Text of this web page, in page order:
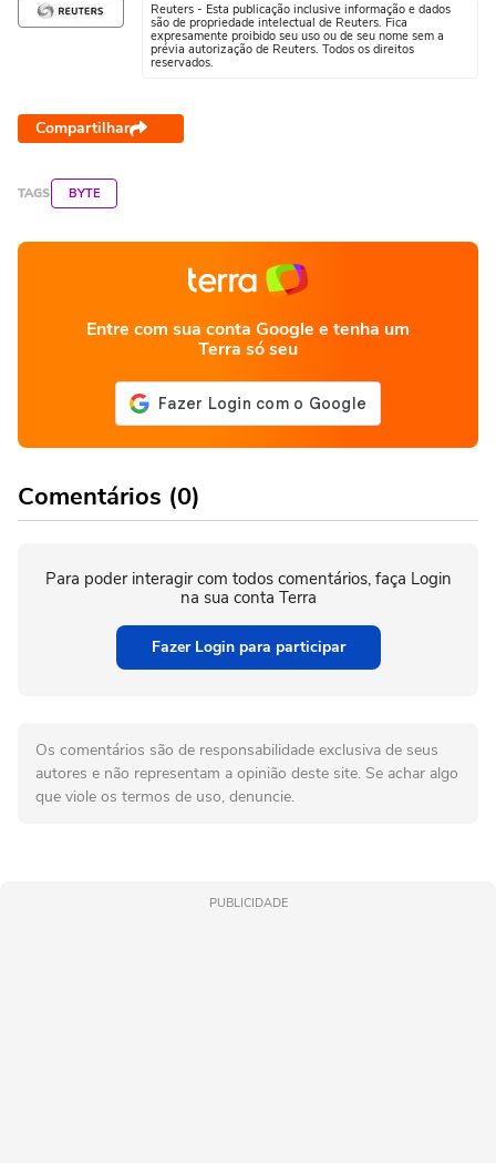
Reuters - Esta publicação inclusive informação e dados
são de propriedade intelectual de Reuters. Fica
expresamente proibido seu uso ou de seu nome sem a
prévia autorização de Reuters. Todos os direitos
reservados.
Compartilhar
TAGS BYTE
Entre com sua conta Google e tenha um
Terra só seu
Comentários (0)
Para poder interagir com todos comentários, faça Login
na sua conta Terra
Fazer Login para participar
Os comentários são de responsabilidade exclusiva de seus
autores e não representam a opinião deste site. Se achar algo
que viole os termos de uso, denuncie.
PUBLICIDADE